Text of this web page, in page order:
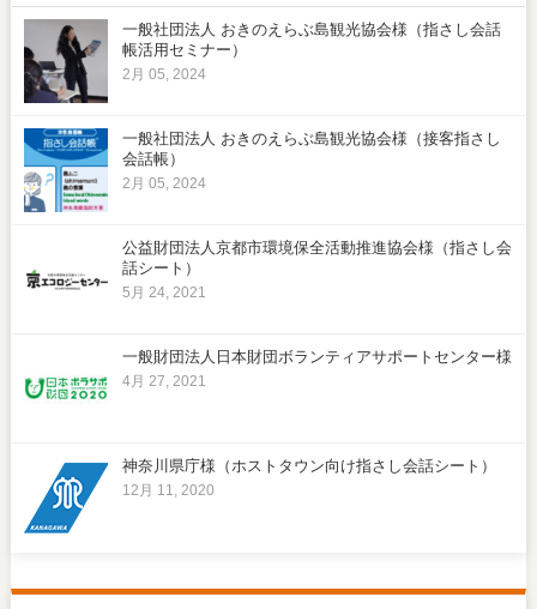
一般社団法人 おきのえらぶ島観光協会様（指さし会話
帳活用セミナー）
2月 05, 2024
一般社団法人 おきのえらぶ島観光協会様（接客指さし
会話帳）
2月 05, 2024
公益財団法人京都市環境保全活動推進協会様（指さし会
話シート）
5月 24, 2021
一般財団法人日本財団ボランティアサポートセンター様
4月 27, 2021
神奈川県庁様（ホストタウン向け指さし会話シート）
12月 11, 2020